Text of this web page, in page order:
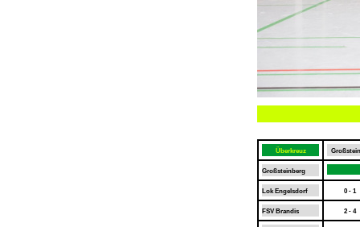
Überkreuz
Großsteinberg
Lok Engelsdorf 0 - 1
FSV Brandis 2 - 4